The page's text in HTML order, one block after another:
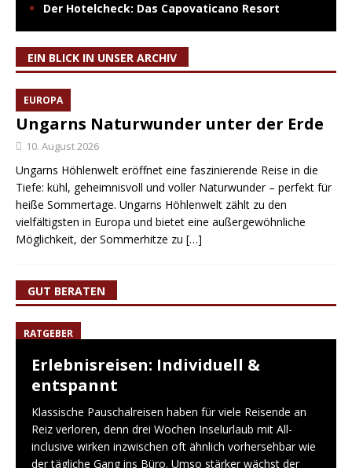
Der Hotelcheck: Das Capovaticano Resort
EIN BLICK IN UNSER ARCHIV
EUROPA
Ungarns Naturwunder unter der Erde
10. August 2026
Ungarns Höhlenwelt eröffnet eine faszinierende Reise in die
Tiefe: kühl, geheimnisvoll und voller Naturwunder – perfekt für
heiße Sommertage. Ungarns Höhlenwelt zählt zu den
vielfältigsten in Europa und bietet eine außergewöhnliche
Möglichkeit, der Sommerhitze zu […]
GUT BERATEN
RATGEBER
Erlebnisreisen: Individuell &
entspannt
Klassische Pauschalreisen haben für viele Reisende an
Reiz verloren, denn drei Wochen Inselurlaub mit All-
inclusive wirken inzwischen oft ähnlich vorhersehbar wie
der tägliche Gang ins Büro. Umso stärker wächst der